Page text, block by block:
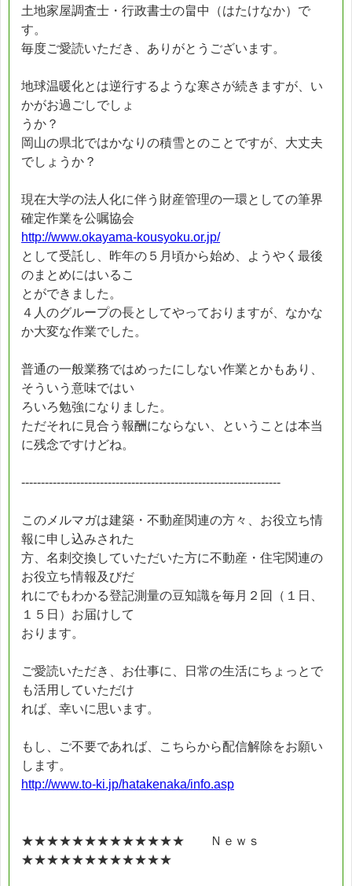
土地家屋調査士・行政書士の畠中（はたけなか）で
す。
毎度ご愛読いただき、ありがとうございます。
地球温暖化とは逆行するような寒さが続きますが、い
かがお過ごしでしょ
うか？
岡山の県北ではかなりの積雪とのことですが、大丈夫
でしょうか？
現在大学の法人化に伴う財産管理の一環としての筆界
確定作業を公嘱協会
http://www.okayama-kousyoku.or.jp/
として受託し、昨年の５月頃から始め、ようやく最後
のまとめにはいるこ
とができました。
４人のグループの長としてやっておりますが、なかな
か大変な作業でした。
普通の一般業務ではめったにしない作業とかもあり、
そういう意味ではい
ろいろ勉強になりました。
ただそれに見合う報酬にならない、ということは本当
に残念ですけどね。
------------------------------------------------------------------
このメルマガは建築・不動産関連の方々、お役立ち情
報に申し込みされた
方、名刺交換していただいた方に不動産・住宅関連の
お役立ち情報及びだ
れにでもわかる登記測量の豆知識を毎月２回（１日、
１５日）お届けして
おります。
ご愛読いただき、お仕事に、日常の生活にちょっとで
も活用していただけ
れば、幸いに思います。
もし、ご不要であれば、こちらから配信解除をお願い
します。
http://www.to-ki.jp/hatakenaka/info.asp
★★★★★★★★★★★★★ Ｎｅｗｓ
★★★★★★★★★★★★